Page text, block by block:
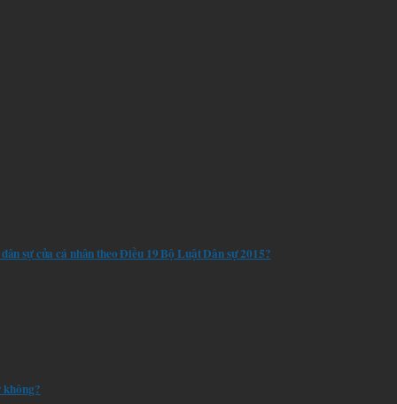
sự của cá nhân theo Điều 19 Bộ Luật Dân sự 2015?
không?